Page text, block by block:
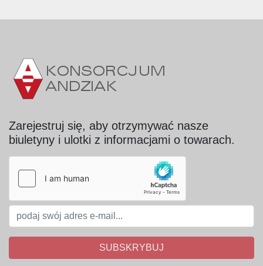
Zarejestruj się, aby otrzymywać nasze
biuletyny i ulotki z informacjami o towarach.
SUBSKRYBUJ